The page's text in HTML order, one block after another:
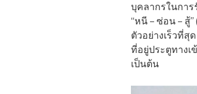
บุคลากรในกา
“หนี – ซ่อน – สู้
ตัวอย่างเร็วที่สุ
ที่อยู่ประตูทางเ
เป็นต้น